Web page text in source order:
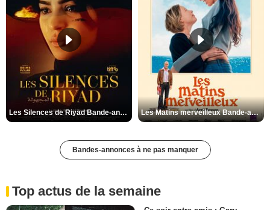
Les Silences de Riyad Bande-annonce VO STFR Les Matins merveilleux Bande-annonce VF
Bandes-annonces à ne pas manquer
Top actus de la semaine